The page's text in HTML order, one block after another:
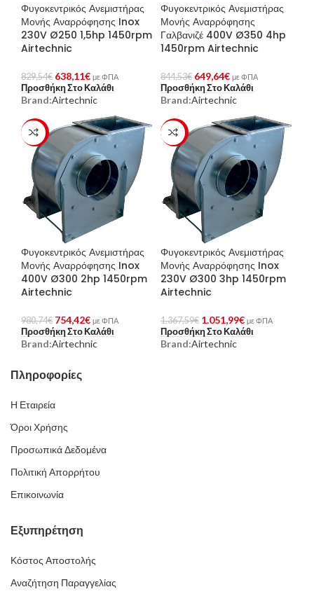
Φυγοκεντρικός Ανεμιστήρας
Μονής Αναρρόφησης Inox
230V Ø250 1,5hp 1450rpm
Airtechnic
829,54€ 638,11€ με ΦΠΑ
Προσθήκη Στο Καλάθι
Brand:Airtechnic
Φυγοκεντρικός Ανεμιστήρας
Μονής Αναρρόφησης
Γαλβανιζέ 400V Ø350 4hp
1450rpm Airtechnic
844,53€ 649,64€ με ΦΠΑ
Προσθήκη Στο Καλάθι
Brand:Airtechnic
-23%
Φυγοκεντρικός Ανεμιστήρας
Μονής Αναρρόφησης Inox
400V Ø300 2hp 1450rpm
Airtechnic
980,74€ 754,42€ με ΦΠΑ
Προσθήκη Στο Καλάθι
Brand:Airtechnic
-23%
Φυγοκεντρικός Ανεμιστήρας
Μονής Αναρρόφησης Inox
230V Ø300 3hp 1450rpm
Airtechnic
1.367,59€ 1.051,99€ με ΦΠΑ
Προσθήκη Στο Καλάθι
Brand:Airtechnic
Πληροφορίες
Η Εταιρεία
Όροι Χρήσης
Προσωπικά Δεδομένα
Πολιτική Απορρήτου
Επικοινωνία
Εξυπηρέτηση
Κόστος Αποστολής
Αναζήτηση Παραγγελίας